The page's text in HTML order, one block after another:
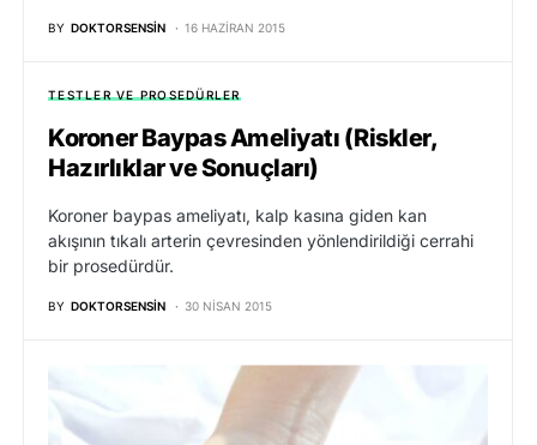
BY DOKTORSENSIN 16 HAZIRAN 2015
TESTLER VE PROSEDÜRLER
Koroner Baypas Ameliyatı (Riskler,
Hazırlıklar ve Sonuçları)
Koroner baypas ameliyatı, kalp kasına giden kan
akışının tıkalı arterin çevresinden yönlendirildiği cerrahi
bir prosedürdür.
BY DOKTORSENSIN 30 NISAN 2015